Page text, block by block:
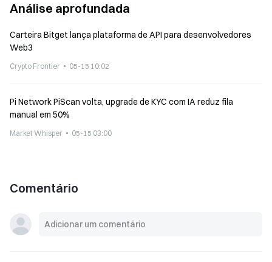
Análise aprofundada
Carteira Bitget lança plataforma de API para desenvolvedores
Web3
Crypto Frontier 05-15 10:02
Pi Network PiScan volta, upgrade de KYC com IA reduz fila
manual em 50%
Market Whisper 05-15 03:00
Comentário